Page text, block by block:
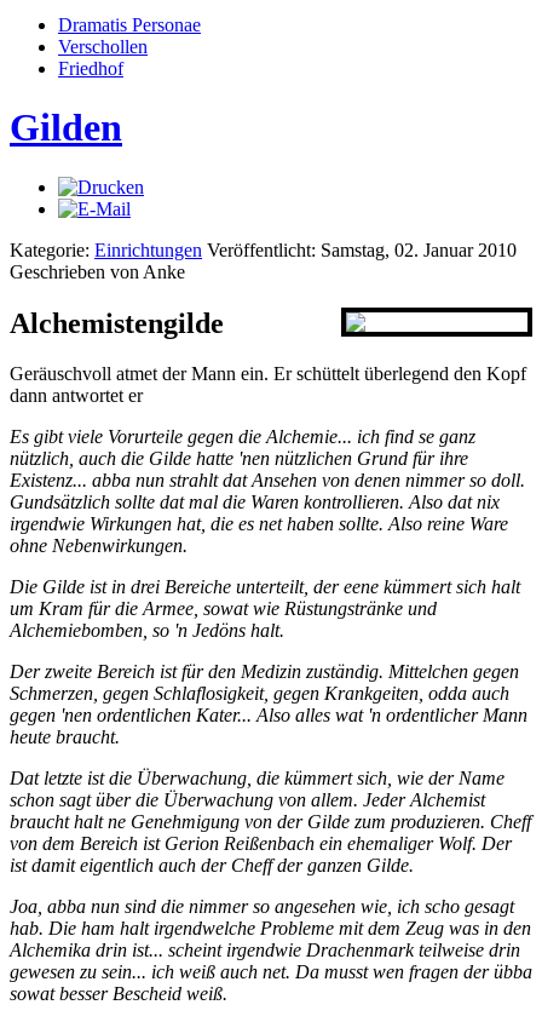
Dramatis Personae
Verschollen
Friedhof
Gilden
Kategorie: Einrichtungen Veröffentlicht: Samstag, 02. Januar 2010
Geschrieben von Anke
Alchemistengilde
Geräuschvoll atmet der Mann ein. Er schüttelt überlegend den Kopf
dann antwortet er
Es gibt viele Vorurteile gegen die Alchemie... ich find se ganz
nützlich, auch die Gilde hatte 'nen nützlichen Grund für ihre
Existenz... abba nun strahlt dat Ansehen von denen nimmer so doll.
Gundsätzlich sollte dat mal die Waren kontrollieren. Also dat nix
irgendwie Wirkungen hat, die es net haben sollte. Also reine Ware
ohne Nebenwirkungen.
Die Gilde ist in drei Bereiche unterteilt, der eene kümmert sich halt
um Kram für die Armee, sowat wie Rüstungstränke und
Alchemiebomben, so 'n Jedöns halt.
Der zweite Bereich ist für den Medizin zuständig. Mittelchen gegen
Schmerzen, gegen Schlaflosigkeit, gegen Krankgeiten, odda auch
gegen 'nen ordentlichen Kater... Also alles wat 'n ordentlicher Mann
heute braucht.
Dat letzte ist die Überwachung, die kümmert sich, wie der Name
schon sagt über die Überwachung von allem. Jeder Alchemist
braucht halt ne Genehmigung von der Gilde zum produzieren. Cheff
von dem Bereich ist Gerion Reißenbach ein ehemaliger Wolf. Der
ist damit eigentlich auch der Cheff der ganzen Gilde.
Joa, abba nun sind die nimmer so angesehen wie, ich scho gesagt
hab. Die ham halt irgendwelche Probleme mit dem Zeug was in den
Alchemika drin ist... scheint irgendwie Drachenmark teilweise drin
gewesen zu sein... ich weiß auch net. Da musst wen fragen der übba
sowat besser Bescheid weiß.